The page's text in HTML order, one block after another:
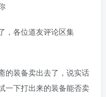
，各位道友评论区集
的装备卖出去了，说实话
一下打出来的装备能否卖